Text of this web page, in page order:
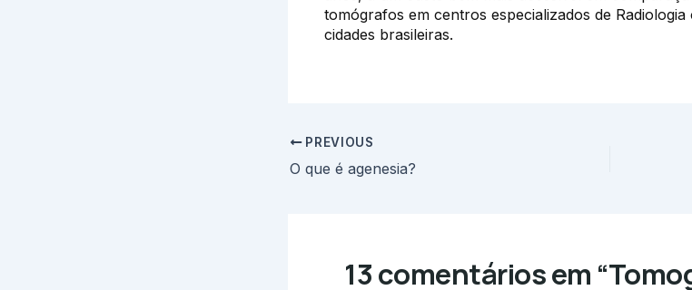
tomógrafos em centros especializados de
cidades brasileiras.
PREVIOUS
O que é agenesia?
13 comentários em